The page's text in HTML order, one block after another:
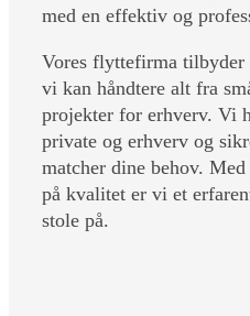
med en effektiv og
Vores flyttefirma tilbyder
vi kan håndtere alt fra
projekter for erhverv. Vi
private og erhverv og
matcher dine behov.
på kvalitet er vi et
stole på.